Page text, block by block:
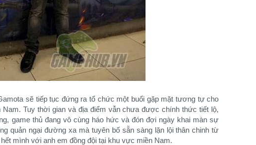
sẽ tiếp tục đứng ra tổ chức một buổi gặp mặt tương tự cho
Tuy thời gian và địa điểm vẫn chưa được chính thức tiết lộ,
game thủ đang vô cùng háo hức và đón đợi ngày khai màn sự
quản ngại đường xa mà tuyên bố sẵn sàng lặn lội thân chinh từ
mình với anh em đồng đội tại khu vực miền Nam.